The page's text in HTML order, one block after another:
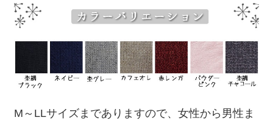
M～LLサイズまでありますので、女性から男性ま